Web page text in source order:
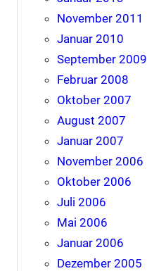
November 2011
Januar 2010
September 2009
Februar 2008
Oktober 2007
August 2007
Januar 2007
November 2006
Oktober 2006
Juli 2006
Mai 2006
Januar 2006
Dezember 2005